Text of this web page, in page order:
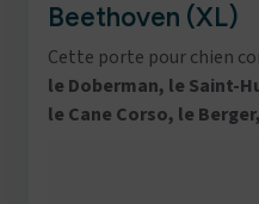
Beethoven (XL)
Cette porte pour chien
le Doberman, le Saint-
le Cane Corso, le